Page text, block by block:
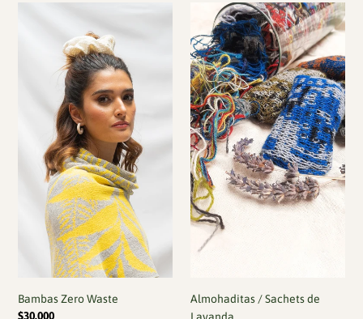
Bambas Zero Waste
Precio
$30.000
Almohaditas
Sachets
de
Lavanda
Almohaditas / Sachets de
Lavanda